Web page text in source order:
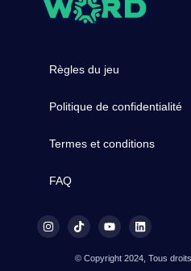
Règles du jeu
Politique de confidentialité
Termes et conditions
FAQ
© Copyright 2024, Tous